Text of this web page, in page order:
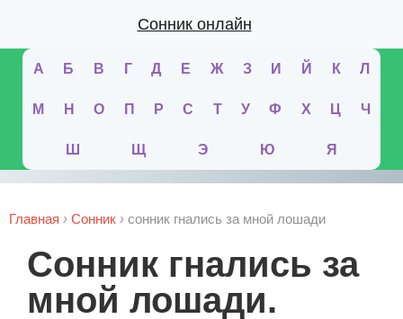
Сонник онлайн
А Б В Г Д Е Ж З И Й К Л
М Н О П Р С Т У Ф Х Ц Ч
Ш Щ Э Ю Я
Главная › Сонник › сонник гнались за мной лошади
сонник гнались за
мной лошади.